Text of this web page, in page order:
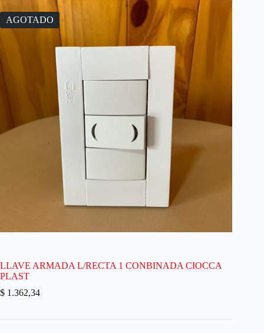
AGOTADO
LLAVE ARMADA L/RECTA 1 CONBINADA CIOCCA
PLAST
$ 1.362,34